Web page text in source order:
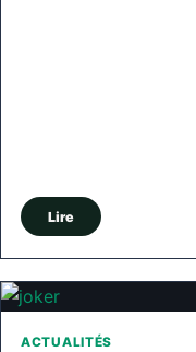
Lire
ACTUALITÉS